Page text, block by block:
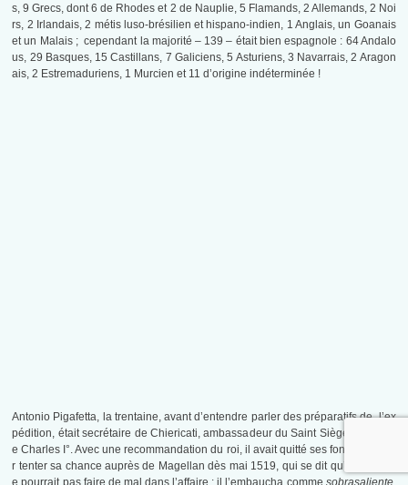
s, 9 Grecs, dont 6 de Rhodes et 2 de Nauplie, 5 Flamands, 2 Allemands, 2 Noi
rs, 2 Irlandais, 2 métis luso-brésilien et hispano-indien, 1 Anglais, un Goanais
et un Malais ; cependant la majorité – 139 – était bien espagnole : 64 Andalo
us, 29 Basques, 15 Castillans, 7 Galiciens, 5 Asturiens, 3 Navarrais, 2 Aragon
ais, 2 Estremaduriens, 1 Murcien et 11 d’origine indéterminée !
Antonio Pigafetta, la trentaine, avant d’entendre parler des préparatifs de l’ex
pédition, était secrétaire de Chiericati, ambassadeur du Saint Siège auprès d
e Charles I°. Avec une recommandation du roi, il avait quitté ses fonctions pou
r tenter sa chance auprès de Magellan dès mai 1519, qui se dit qu’un lettré n
e pourrait pas faire de mal dans l’affaire : il l’embaucha comme sobrasaliente,